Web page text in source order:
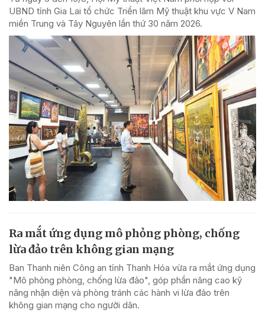
UBND tỉnh Gia Lai tổ chức Triển lãm Mỹ thuật khu vực V Nam
miền Trung và Tây Nguyên lần thứ 30 năm 2026.
Ra mắt ứng dụng mô phỏng phòng, chống
lừa đảo trên không gian mạng
Ban Thanh niên Công an tỉnh Thanh Hóa vừa ra mắt ứng dụng
"Mô phỏng phòng, chống lừa đảo", góp phần nâng cao kỹ
năng nhận diện và phòng tránh các hành vi lừa đảo trên
không gian mạng cho người dân.